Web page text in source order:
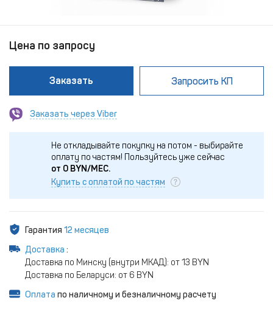
Цена по запросу
Заказать Запросить КП
Заказать через Viber
Не откладывайте покупку на потом - выбирайте
оплату по частям! Пользуйтесь уже сейчас
от 0 BYN/МЕС.
Купить с оплатой по частям
Гарантия 12 месяцев
Доставка :
Доставка по Минску (внутри МКАД): от 13 BYN
Доставка по Беларуси: от 6 BYN
Оплата по наличному и безналичному расчету